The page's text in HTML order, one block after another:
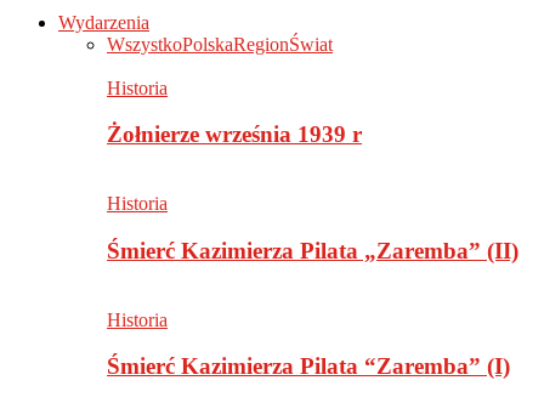
Wydarzenia
WszystkoPolskaRegionŚwiat
Historia
Żołnierze września 1939 r
Historia
Śmierć Kazimierza Pilata „Zaremba” (II)
Historia
Śmierć Kazimierza Pilata “Zaremba” (I)